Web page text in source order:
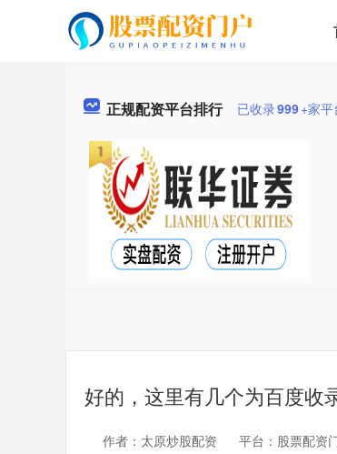
正规配资平台排行 已收录999+家平
好的，这里有几个为百度收
作者：太原炒股配资 平台：股票配资